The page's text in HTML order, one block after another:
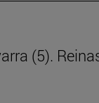
(5).